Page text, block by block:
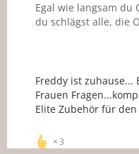
Egal wie langsam du
du schlägst alle, die
Freddy ist zuhause...
Frauen
Elite Zubehör für
3